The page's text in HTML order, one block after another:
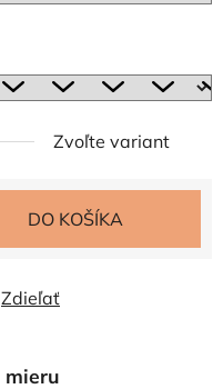
Zvoľte variant
DO KOŠÍKA
Zdieľať
mieru